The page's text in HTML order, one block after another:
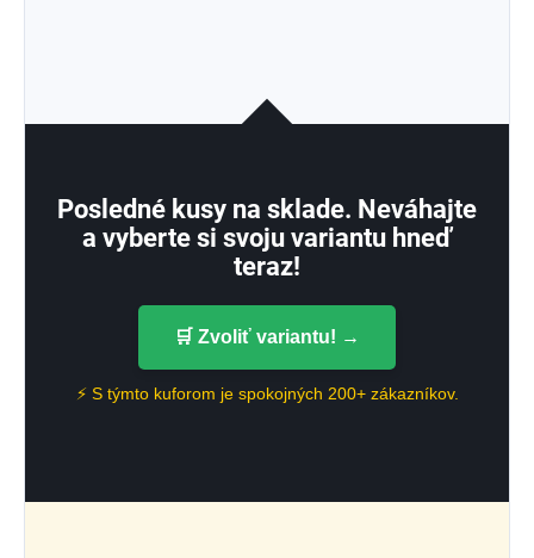
Posledné kusy na sklade. Neváhajte
a vyberte si svoju variantu hneď
teraz!
🛒 Zvoliť variantu! →
⚡ S týmto kuforom je spokojných 200+ zákazníkov.